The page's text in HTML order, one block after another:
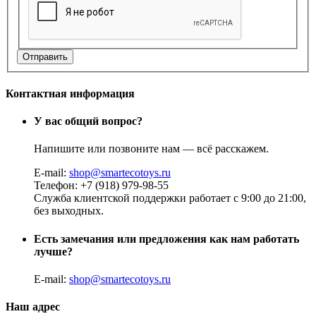
Контактная информация
У вас общий вопрос?
Напишите или позвоните нам — всё расскажем.
E-mail: shop@smartecotoys.ru
Телефон: +7 (918) 979-98-55
Служба клиентской поддержки работает с 9:00 до 21:00,
без выходных.
Есть замечания или предложения как нам работать
лучше?
E-mail: shop@smartecotoys.ru
Наш адрес